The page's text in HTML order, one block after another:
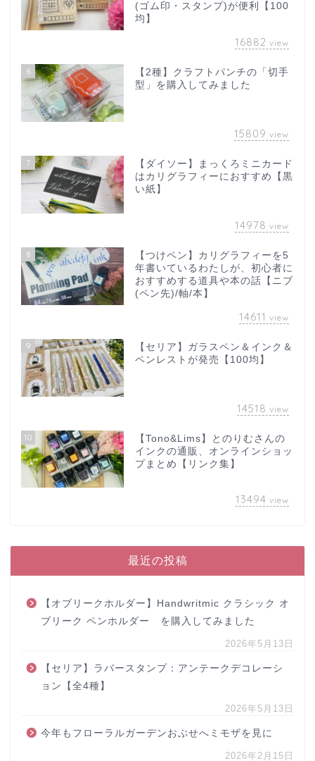
(ゴム印・スタンプ)が便利【100
均】
16882 view
6
【2種】クラフトパンチの「切手
型」を購入してみました
15809 view
7
【ダイソー】まっくろミニカード
はカリグラフィーにおすすめ【黒
い紙】
14978 view
8
【つけペン】カリグラフィーを5
年書いているわたしが、初心者に
おすすめする道具や本の話【ニブ
(ペン先)/軸/本】
14611 view
9
【セリア】ガラスペン＆インク＆
ペンレストが発売【100均】
14518 view
10
【Tono&Lims】とのりむさんの
インクの通販、オンラインショッ
プまとめ【リンク集】
13494 view
最近の投稿
【オブリークホルダー】Handwritmic クラシック オ
ブリーク ペンホルダー を購入してみました
2026年5月13日
【セリア】ラバースタンプ：アンテークデコレーシ
ョン【全4種】
2026年5月13日
今年もフローラルガーデンおぶせへミモザを見に
2026年2月15日